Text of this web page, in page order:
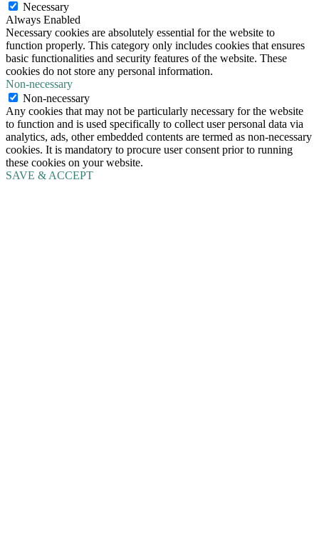
Necessary
Always Enabled
Necessary cookies are absolutely essential for the website to
function properly. This category only includes cookies that ensures
basic functionalities and security features of the website. These
cookies do not store any personal information.
Non-necessary
Non-necessary
Any cookies that may not be particularly necessary for the website
to function and is used specifically to collect user personal data via
analytics, ads, other embedded contents are termed as non-necessary
cookies. It is mandatory to procure user consent prior to running
these cookies on your website.
SAVE & ACCEPT